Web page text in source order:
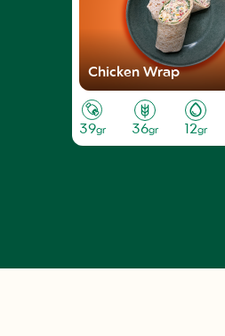
Chicken Wrap
39gr 36gr 12gr